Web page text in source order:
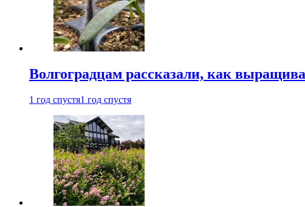
Волгоградцам рассказали, как
1 год спустя1 год спустя